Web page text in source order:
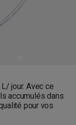
jour. Avec ce
accumulés dans
pour vos